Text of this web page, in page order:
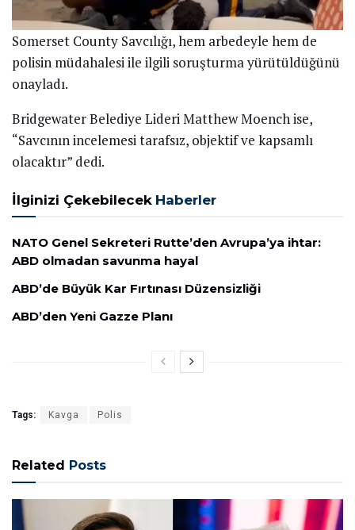
Somerset County Savcılığı, hem arbedeyle hem de
polisin müdahalesi ile ilgili soruşturma yürütüldüğünü
onayladı.
Bridgewater Belediye Lideri Matthew Moench ise,
“Savcının incelemesi tarafsız, objektif ve kapsamlı
olacaktır” dedi.
İlginizi Çekebilecek Haberler
NATO Genel Sekreteri Rutte’den Avrupa’ya ihtar:
ABD olmadan savunma hayal
ABD’de Büyük Kar Fırtınası Düzensizliği
ABD’den Yeni Gazze Planı
Tags: Kavga Polis
Related Posts